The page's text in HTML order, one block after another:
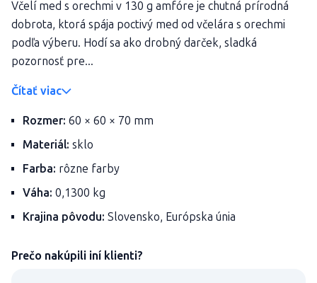
Včelí med s orechmi v 130 g amfóre je chutná prírodná
dobrota, ktorá spája poctivý med od včelára s orechmi
podľa výberu. Hodí sa ako drobný darček, sladká
pozornosť pre...
Čítať viac
Rozmer: 60 × 60 × 70 mm
Materiál: sklo
Farba: rôzne farby
Váha: 0,1300 kg
Krajina pôvodu: Slovensko, Európska únia
Prečo nakúpili iní klienti?